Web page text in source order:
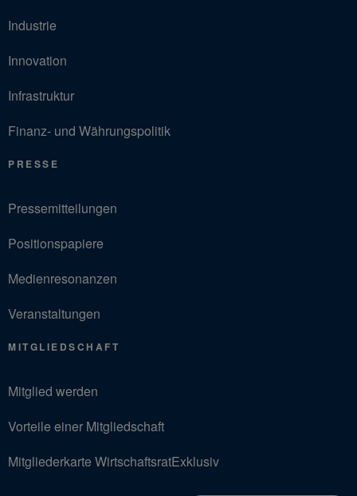
Industrie
Innovation
Infrastruktur
Finanz- und Währungspolitik
PRESSE
Pressemitteilungen
Positionspapiere
Medienresonanzen
Veranstaltungen
MITGLIEDSCHAFT
Mitglied werden
Vorteile einer Mitgliedschaft
Mitgliederkarte WirtschaftsratExklusiv